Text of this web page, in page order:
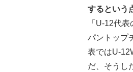
するという
「U-12代
パントップ
表ではU-
だ、そうし